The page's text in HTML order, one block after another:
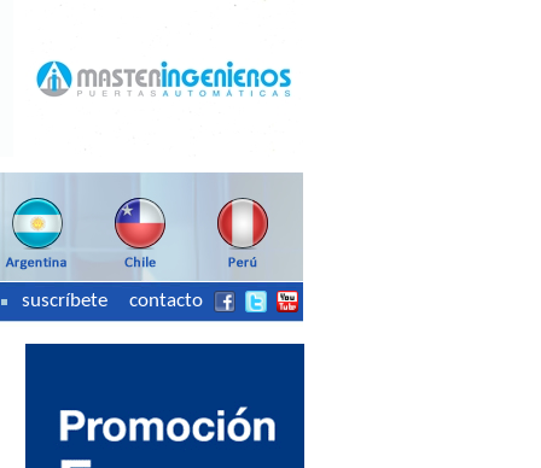
suscríbete contacto